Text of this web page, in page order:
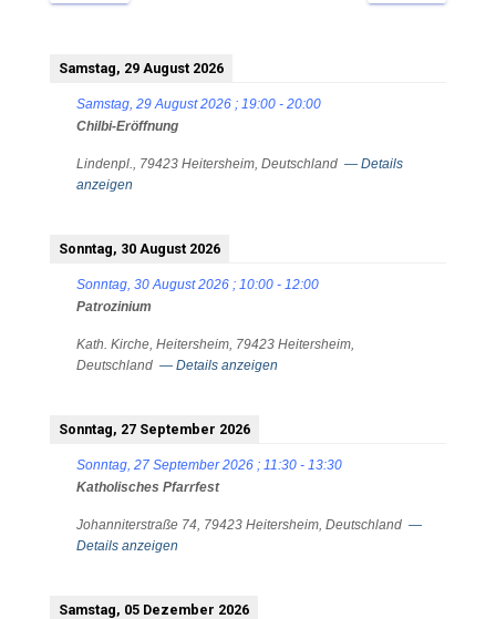
Samstag, 29 August 2026
Samstag, 29 August 2026 ; 19:00 - 20:00
Chilbi-Eröffnung
Lindenpl., 79423 Heitersheim, Deutschland — Details
anzeigen
Sonntag, 30 August 2026
Sonntag, 30 August 2026 ; 10:00 - 12:00
Patrozinium
Kath. Kirche, Heitersheim, 79423 Heitersheim,
Deutschland — Details anzeigen
Sonntag, 27 September 2026
Sonntag, 27 September 2026 ; 11:30 - 13:30
Katholisches Pfarrfest
Johanniterstraße 74, 79423 Heitersheim, Deutschland —
Details anzeigen
Samstag, 05 Dezember 2026